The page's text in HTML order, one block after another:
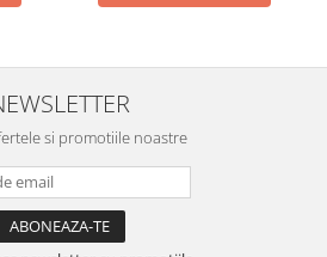
si promotiile noastre